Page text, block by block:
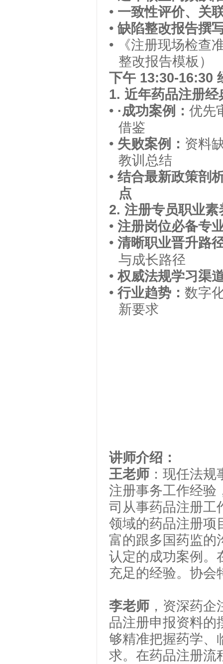
• 一致性评价、关
• 缺陷整改报告撰
•
《注册现场检查
整改报告模板）
下午 13:30-16:30
1. 近年药品注册
• ·成功案例： 优先
借鉴
• 失败案例： 资料
教训总结
• 结合最新政策剖
点
2. 注册专员职业
• 注册岗位必备专
• 清晰职业晋升路
与成长路径
•权威法规学习渠
• 行业趋势 ： 数字
新要求
讲师介绍：
王老师 ：现任法
注册事务工作经验
司从事药品注册工
领域的药品注册项
富的跟多国药监的
认定的成功案例。
充足的经验。协会
李老师 ，资深药
品注册申报资料的
够精准把握药学、
求。在药品注册流